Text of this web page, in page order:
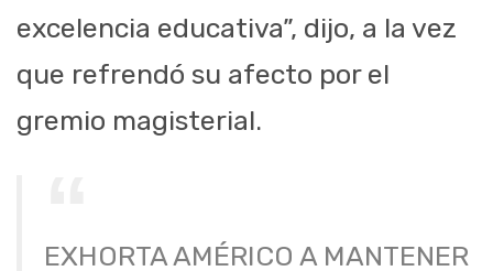
excelencia educativa”, dijo, a la vez
que refrendó su afecto por el
gremio magisterial.
EXHORTA AMÉRICO A MANTENER